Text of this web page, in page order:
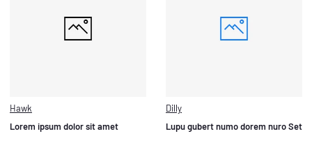
Hawk
Lorem ipsum dolor sit amet
Dilly
Lupu gubert numo dorem nuro Set